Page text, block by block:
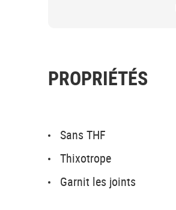
PROPRIÉTÉS
Sans THF
Thixotrope
Garnit les joints